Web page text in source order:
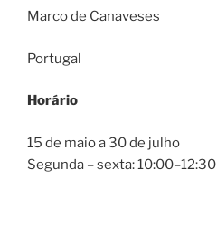
Marco de Canaveses
Portugal
Horário
15 de maio a 30 de julho
Segunda – sexta: 10:00–12:30